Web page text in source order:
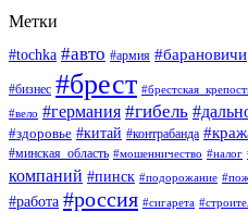
Метки
#tochka #авто #армия #барановичи
#бизнес #брест
#вело #германия #гибель
#здоровье #китай #контрабанда
#минская_область #мошенничество #налог
компаний #пинск #подорожание
#работа #россия #сигарета